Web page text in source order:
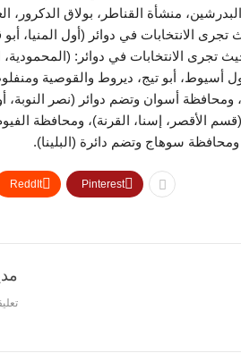
تجرى الانتخابات في دوائر (أول المنيا،
تجرى الانتخابات في دوائر:
أسيوط، أبو تيج، ديروط والقوصية
ومحافظة أسوان وتضم دوائر (نصر
الأقصر، إسنا، القرنة)، ومحافظة
ومحافظة سوهاج وتضم دائرة (البلينا).
ReddIt Pinterest